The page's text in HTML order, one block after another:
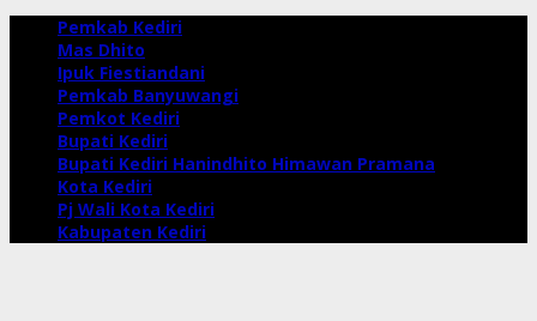
Pemkab Kediri
Mas Dhito
Ipuk Fiestiandani
Pemkab Banyuwangi
Pemkot Kediri
Bupati Kediri
Bupati Kediri Hanindhito Himawan Pramana
Kota Kediri
Pj Wali Kota Kediri
Kabupaten Kediri